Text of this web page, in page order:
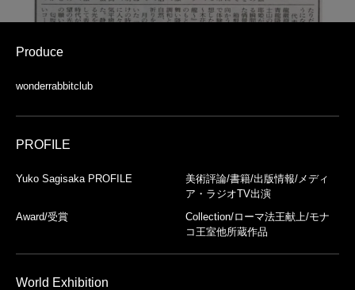
Produce
wonderrabbitclub
PROFILE
Yuko Sagisaka PROFILE
美術評論/書籍/出版情報/メディ
ア・ラジオTV出演
Award/受賞
Collection/ローマ法王献上/モナ
コ王室他所蔵作品
World Exhibition